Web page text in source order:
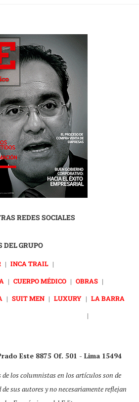
REDES SOCIALES
GRUPO
| INCA TRAIL |
| CUERPO MÉDICO | OBRAS |
| SUIT MEN | LUXURY | LA BARRA
|
Este 8875 Of. 501 - Lima 15494
de los columnistas en los artículos son de
sus autores y no necesariamente reflejan